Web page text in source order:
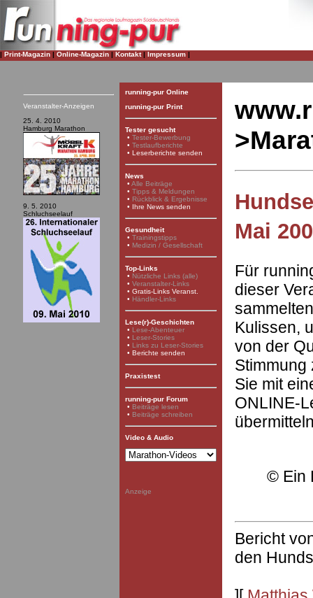
| Print-Magazin | Online-Magazin | Kontakt| Impressum |
Veranstalter-Anzeigen
25. 4. 2010
Hamburg Marathon
9. 5. 2010
Schluchseelauf
running-pur Online
running-pur Print
Tester gesucht
• Tester-Bewerbung
• Testlaufberichte
• Leserberichte senden
News
• Alle Beiträge
• Tipps & Meldungen
• Rückblick & Ergebnisse
• Ihre News senden
Gesundheit
• Trainingstipps
• Medizin / Gesellschaft
Top-Links
• Nützliche Links (alle)
• Veranstalter-Links
• Gratis-Links Veranst.
• Händler-Links
Lese(r)-Geschichten
• Lese-Abenteuer
• Leser-Stories
• Links zu Leser-Stories
• Berichte senden
Praxistest
running-pur Forum
• Beiträge lesen
• Beiträge schreiben
Video & Audio
Anzeige
Mai
Für
dieser
Kulissen,
von der
Stimmung
Sie mit
ONLINE-
©Ein
Bericht
den